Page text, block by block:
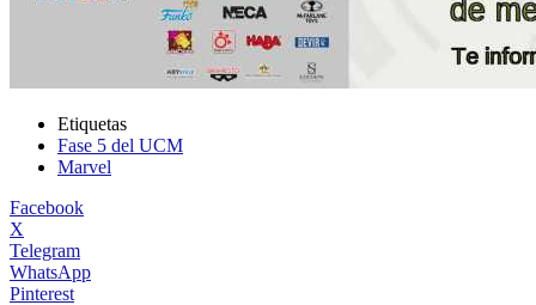
Etiquetas
Fase 5 del UCM
Marvel
Facebook
X
Telegram
WhatsApp
Pinterest